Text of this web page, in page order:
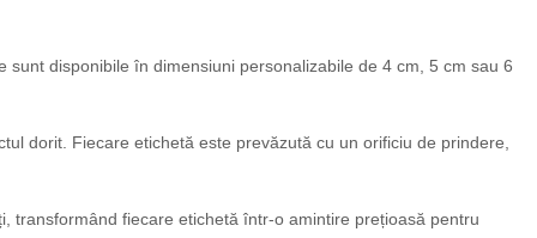
disponibile în dimensiuni personalizabile de 4 cm, 5 cm sau 6
dorit. Fiecare etichetă este prevăzută cu un orificiu de prindere,
transformând fiecare etichetă într-o amintire prețioasă pentru